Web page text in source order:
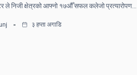
ले निजी क्षेत्रको आफ्नो १७औँ सफल कलेजो प्रत्यारोपण…
३ हप्ता अगाडि